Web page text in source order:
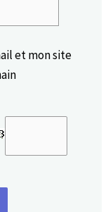
et mon site